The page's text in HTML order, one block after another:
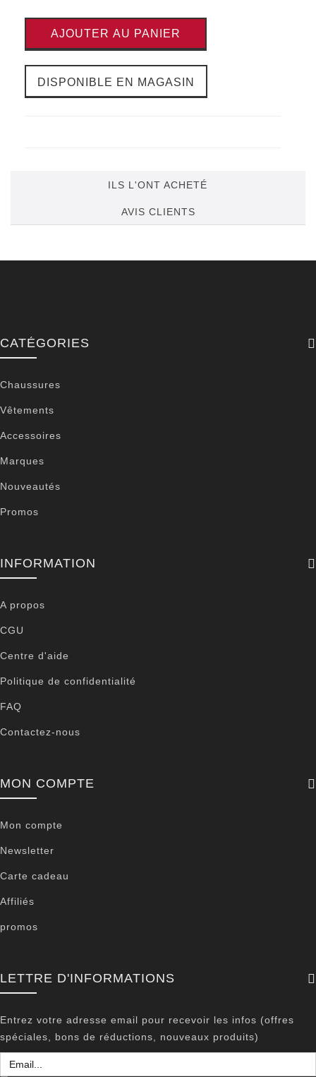
AJOUTER AU PANIER
DISPONIBLE EN MAGASIN
ILS L'ONT ACHETÉ
AVIS CLIENTS
CATÉGORIES
Chaussures
Vêtements
Accessoires
Marques
Nouveautés
Promos
INFORMATION
A propos
CGU
Centre d'aide
Politique de confidentialité
FAQ
Contactez-nous
MON COMPTE
Mon compte
Newsletter
Carte cadeau
Affiliés
promos
LETTRE D'INFORMATIONS
Entrez votre adresse email pour recevoir les infos (offres
spéciales, bons de réductions, nouveaux produits)